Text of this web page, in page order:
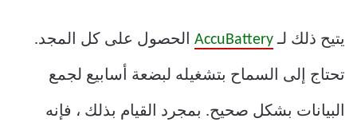
يتيح ذلك لـ AccuBattery الحصول على كل المجد.
تحتاج إلى السماح بتشغيله لبضعة أسابيع لجمع
البيانات بشكل صحيح. بمجرد القيام بذلك ، فإنه